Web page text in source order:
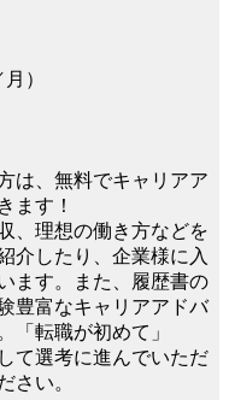
）
は、無料でキャリアア
ます！
、理想の働き方などを
介したり、企業様に入
ます。また、履歴書の
豊富なキャリアアドバ
「転職が初めて」
て選考に進んでいただ
さい。